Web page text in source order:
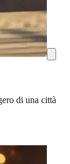
di una città